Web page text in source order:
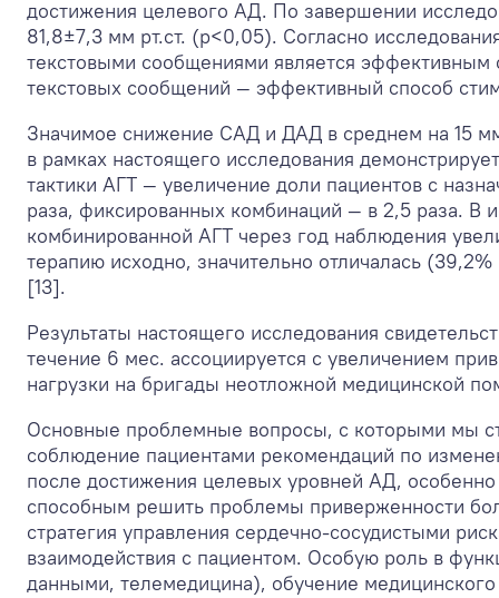
достижения целевого АД. По завершении
81,8±7,3 мм рт.ст. (p<0,05). Согласно
текстовыми сообщениями является
текстовых сообщений — эффективный способ
Значимое снижение САД и ДАД в среднем на 15 мм
в рамках настоящего исследования
тактики АГТ — увеличение доли пациентов с
раза, фиксированных комбинаций — в 2,5 раза. В
комбинированной АГТ через год наблюдения
терапию исходно, значительно отличалась
[13].
Результаты настоящего исследования
течение 6 мес. ассоциируется с увеличением
нагрузки на бригады неотложной медицинской
Основные проблемные вопросы, с которыми мы
соблюдение пациентами рекомендаций по
после достижения целевых уровней АД,
способным решить проблемы приверженности
стратегия управления сердечно-сосудистыми
взаимодействия с пациентом. Особую роль в
данными, телемедицина), обучение